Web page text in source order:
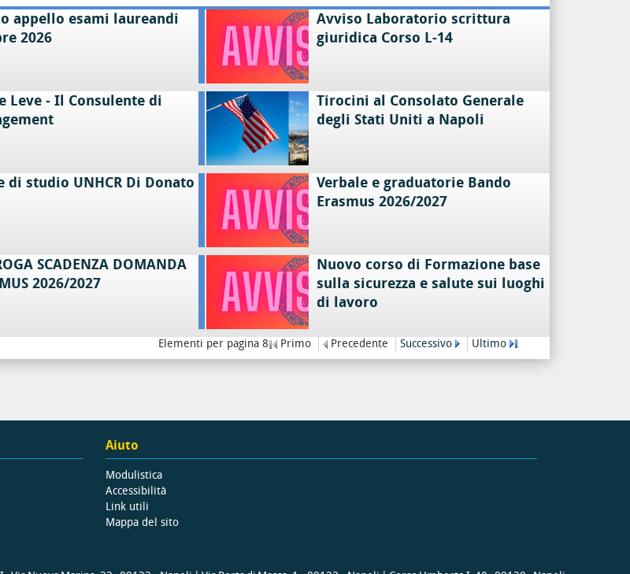
appello esami laureandi
2026
Avviso Laboratorio scrittura
giuridica Corso L-14
Leve - Il Consulente di
Tirocini al Consolato Generale
degli Stati Uniti a Napoli
di studio UNHCR Di Donato
Verbale e graduatorie Bando
Erasmus 2026/2027
SCADENZA DOMANDA
2026/2027
Nuovo corso di Formazione base
sulla sicurezza e salute sui luoghi
di lavoro
Elementi per pagina 8 Primo Precedente Successivo Ultimo
Aiuto
Modulistica
Accessibilità
Link utili
Mappa del sito